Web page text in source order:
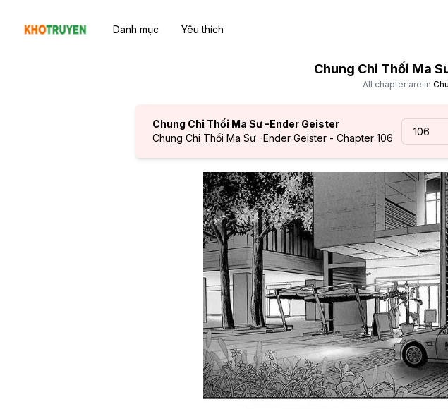
Danh mục Yêu thích
Chung Chi Thối Ma
All chapter are in
Chung Chi Thối Ma Sư -Ender Geister
Chung Chi Thối Ma Sư -Ender Geister - Chapter 106